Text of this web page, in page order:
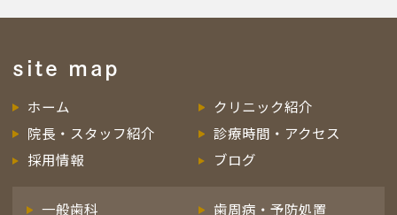
site map
ホーム
クリニック紹介
院長・スタッフ紹介
診療時間・アクセス
採用情報
ブログ
一般歯科 歯周病・予防処置